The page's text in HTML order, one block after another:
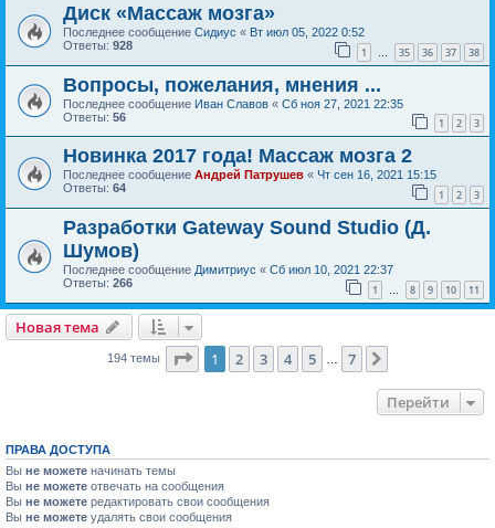
Диск «Массаж мозга»
Последнее сообщение Сидиус « Вт июл 05, 2022 0:52
Ответы: 928 1 … 35 36 37 38
Вопросы, пожелания, мнения ...
Последнее сообщение Иван Славов « Сб ноя 27, 2021 22:35
Ответы: 56 1 2 3
Новинка 2017 года! Массаж мозга 2
Последнее сообщение Андрей Патрушев « Чт сен 16, 2021 15:15
Ответы: 64 1 2 3
Разработки Gateway Sound Studio (Д.
Шумов)
Последнее сообщение Димитриус « Сб июл 10, 2021 22:37
Ответы: 266 1 8 9 10 11
Новая тема
194 темы Страница из
1 2 3 4 5 7
Перейти
ПРАВА ДОСТУПА
Вы не можете начинать темы
Вы не можете отвечать на сообщения
Вы не можете редактировать свои сообщения
Вы не можете удалять свои сообщения